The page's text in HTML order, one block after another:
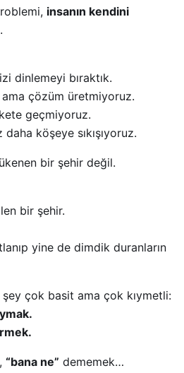
insanın kendini
.
dinlemeyi bıraktık.
çözüm üretmiyoruz.
geçmiyoruz.
köşeye sıkışıyoruz.
bir şehir değil.
bir şehir.
yine de dimdik duranların
şey çok basit ama çok kıymetli:
“bana ne” dememek…